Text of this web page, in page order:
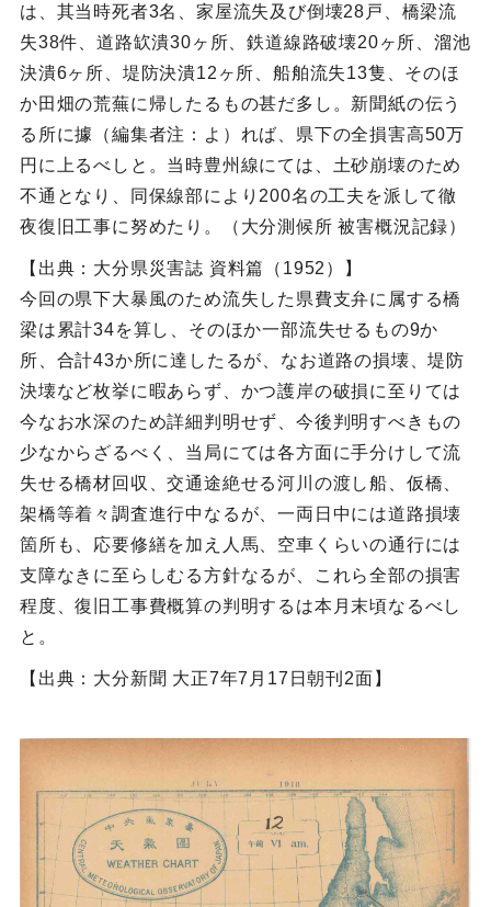
は、其当時死者3名、家屋流失及び倒壊28戸、橋梁流
失38件、道路缼潰30ヶ所、鉄道線路破壊20ヶ所、溜池
決潰6ヶ所、堤防決潰12ヶ所、船舶流失13隻、そのほ
か田畑の荒蕪に帰したるもの甚だ多し。新聞紙の伝う
る所に據（編集者注：よ）れば、県下の全損害高50万
円に上るべしと。当時豊州線にては、土砂崩壊のため
不通となり、同保線部により200名の工夫を派して徹
夜復旧工事に努めたり。（大分測候所 被害概況記録）
【出典：大分県災害誌 資料篇（1952）】
今回の県下大暴風のため流失した県費支弁に属する橋
梁は累計34を算し、そのほか一部流失せるもの9か
所、合計43か所に達したるが、なお道路の損壊、堤防
決壊など枚挙に暇あらず、かつ護岸の破損に至りては
今なお水深のため詳細判明せず、今後判明すべきもの
少なからざるべく、当局にては各方面に手分けして流
失せる橋材回収、交通途絶せる河川の渡し船、仮橋、
架橋等着々調査進行中なるが、一両日中には道路損壊
箇所も、応要修繕を加え人馬、空車くらいの通行には
支障なきに至らしむる方針なるが、これら全部の損害
程度、復旧工事費概算の判明するは本月末頃なるべし
と。
【出典：大分新聞 大正7年7月17日朝刊2面】